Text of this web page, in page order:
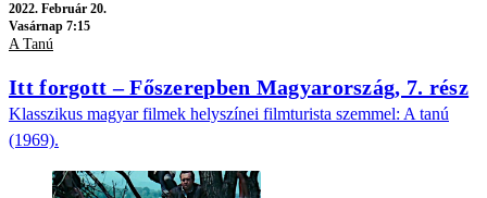
2022. Február 20.
Vasárnap 7:15
A Tanú
Itt forgott – Főszerepben Magyarország, 7. rész
Klasszikus magyar filmek helyszínei filmturista szemmel: A tanú
(1969).